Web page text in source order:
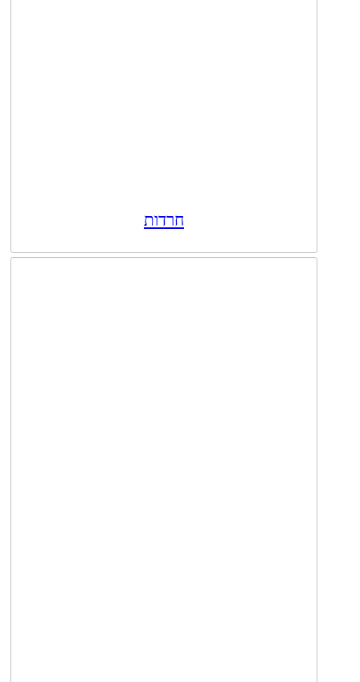
חרדות